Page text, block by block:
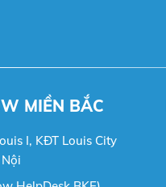
MIỀN BẮC
I, KĐT Louis City